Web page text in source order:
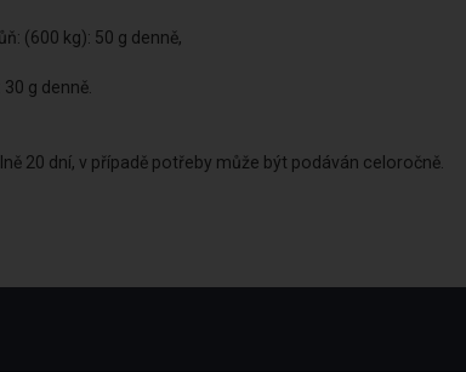
(600 kg): 50 g denně,
denně.
20 dní, v případě potřeby může být podáván celoročně.